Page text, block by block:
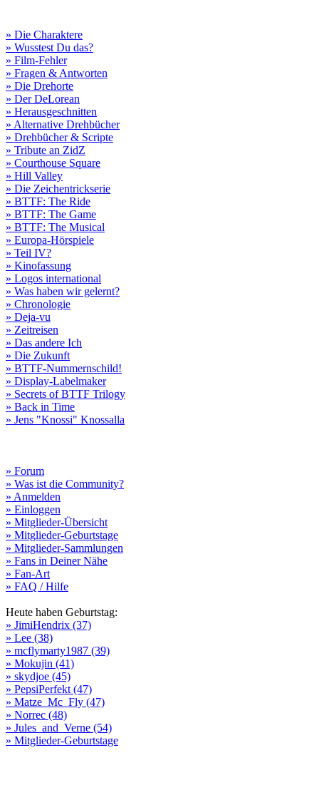
» Die Charaktere
» Wusstest Du das?
» Film-Fehler
» Fragen & Antworten
» Die Drehorte
» Der DeLorean
» Herausgeschnitten
» Alternative Drehbücher
» Drehbücher & Scripte
» Tribute an ZidZ
» Courthouse Square
» Hill Valley
» Die Zeichentrickserie
» BTTF: The Ride
» BTTF: The Game
» BTTF: The Musical
» Europa-Hörspiele
» Teil IV?
» Kinofassung
» Logos international
» Was haben wir gelernt?
» Chronologie
» Deja-vu
» Zeitreisen
» Das andere Ich
» Die Zukunft
» BTTF-Nummernschild!
» Display-Labelmaker
» Secrets of BTTF Trilogy
» Back in Time
» Jens "Knossi" Knossalla
» Forum
» Was ist die Community?
» Anmelden
» Einloggen
» Mitglieder-Übersicht
» Mitglieder-Geburtstage
» Mitglieder-Sammlungen
» Fans in Deiner Nähe
» Fan-Art
» FAQ / Hilfe
Heute haben Geburtstag:
» JimiHendrix (37)
» Lee (38)
» mcflymarty1987 (39)
» Mokujin (41)
» skydjoe (45)
» PepsiPerfekt (47)
» Matze_Mc_Fly (47)
» Norrec (48)
» Jules_and_Verne (54)
» Mitglieder-Geburtstage